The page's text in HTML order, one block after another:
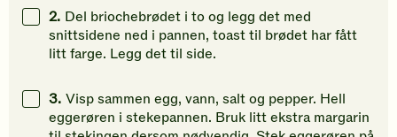
2. Del briochebrødet i to og legg det med
snittsidene ned i pannen, toast til brødet har fått
litt farge. Legg det til side.
3. Visp sammen egg, vann, salt og pepper. Hell
eggerøren i stekepannen. Bruk litt ekstra margarin